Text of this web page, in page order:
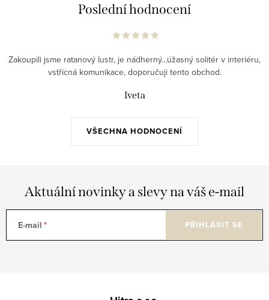
Poslední hodnocení
VŠECHNA HODNOCENÍ
Zakoupili jsme ratanový lustr, je nádherný...úžasný solitér v interiéru,
vstřícná komunikace, doporučuji tento obchod.
Iveta
Aktuální novinky a slevy na váš e-mail
E-mail PŘIHLÁSIT SE